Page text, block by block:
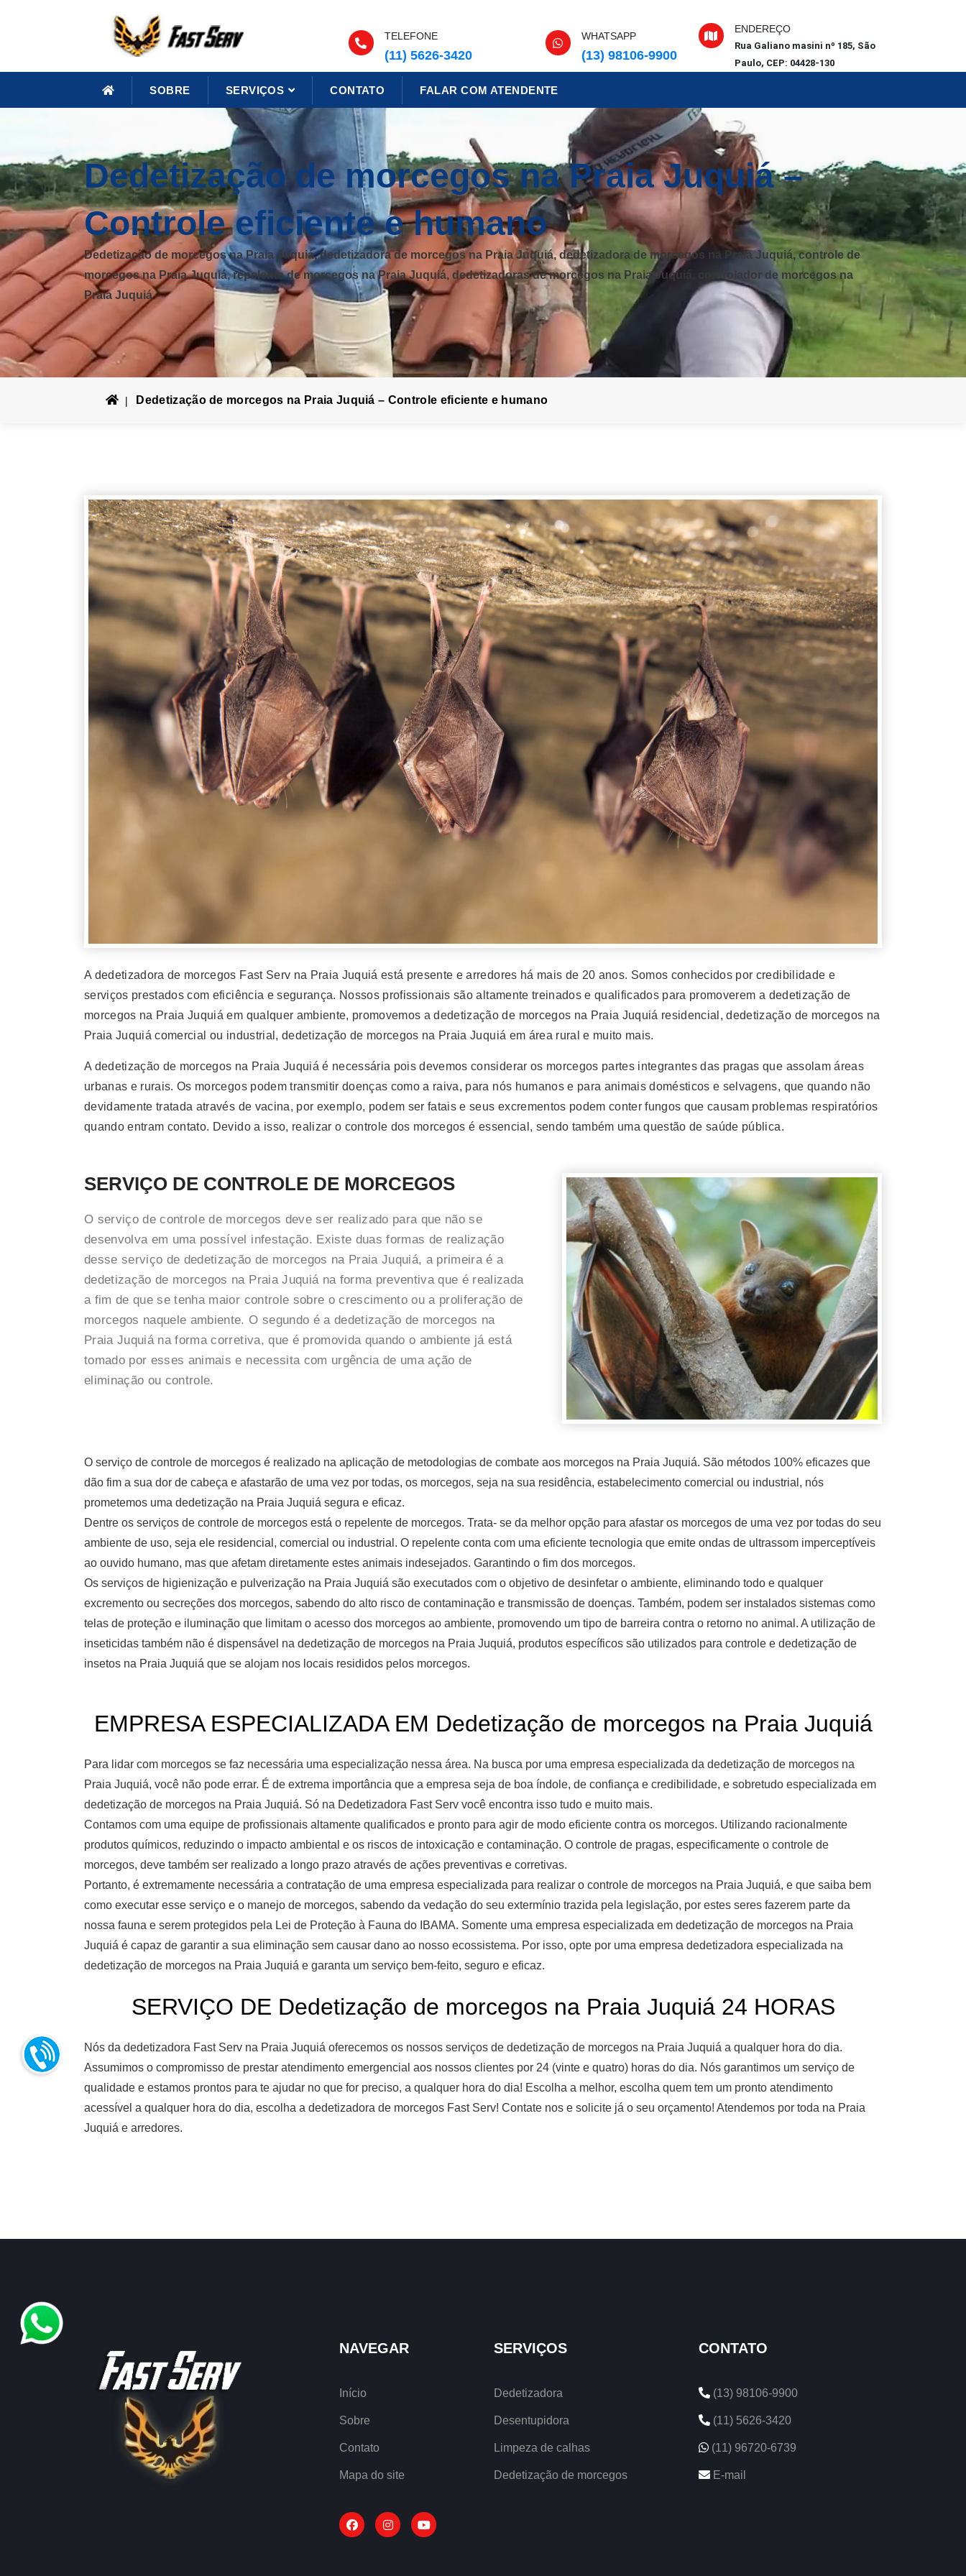
TELEFONE
(11) 5626-3420
WHATSAPP
(13) 98106-9900
ENDEREÇO
Rua Galiano masini nº 185, São
Paulo, CEP: 04428-130
SOBRE SERVIÇOS CONTATO FALAR COM ATENDENTE
Dedetização de morcegos na Praia Juquiá –
Controle eficiente e humano
Dedetização de morcegos na Praia Juquiá, dedetizadora de morcegos na Praia Juquiá, dedetizadora de morcegos na Praia Juquiá, controle de
morcegos na Praia Juquiá, repelente de morcegos na Praia Juquiá, dedetizadoras de morcegos na Praia Juquiá, controlador de morcegos na
Praia Juquiá
Dedetização de morcegos na Praia Juquiá – Controle eficiente e humano
A dedetizadora de morcegos Fast Serv na Praia Juquiá está presente e arredores há mais de 20 anos. Somos conhecidos por credibilidade e
serviços prestados com eficiência e segurança. Nossos profissionais são altamente treinados e qualificados para promoverem a dedetização de
morcegos na Praia Juquiá em qualquer ambiente, promovemos a dedetização de morcegos na Praia Juquiá residencial, dedetização de morcegos na
Praia Juquiá comercial ou industrial, dedetização de morcegos na Praia Juquiá em área rural e muito mais.
A dedetização de morcegos na Praia Juquiá é necessária pois devemos considerar os morcegos partes integrantes das pragas que assolam áreas
urbanas e rurais. Os morcegos podem transmitir doenças como a raiva, para nós humanos e para animais domésticos e selvagens, que quando não
devidamente tratada através de vacina, por exemplo, podem ser fatais e seus excrementos podem conter fungos que causam problemas respiratórios
quando entram contato. Devido a isso, realizar o controle dos morcegos é essencial, sendo também uma questão de saúde pública.
SERVIÇO DE CONTROLE DE MORCEGOS
O serviço de controle de morcegos deve ser realizado para que não se
desenvolva em uma possível infestação. Existe duas formas de realização
desse serviço de dedetização de morcegos na Praia Juquiá, a primeira é a
dedetização de morcegos na Praia Juquiá na forma preventiva que é realizada
a fim de que se tenha maior controle sobre o crescimento ou a proliferação de
morcegos naquele ambiente. O segundo é a dedetização de morcegos na
Praia Juquiá na forma corretiva, que é promovida quando o ambiente já está
tomado por esses animais e necessita com urgência de uma ação de
eliminação ou controle.
O serviço de controle de morcegos é realizado na aplicação de metodologias de combate aos morcegos na Praia Juquiá. São métodos 100% eficazes que
dão fim a sua dor de cabeça e afastarão de uma vez por todas, os morcegos, seja na sua residência, estabelecimento comercial ou industrial, nós
prometemos uma dedetização na Praia Juquiá segura e eficaz.
Dentre os serviços de controle de morcegos está o repelente de morcegos. Trata- se da melhor opção para afastar os morcegos de uma vez por todas do seu
ambiente de uso, seja ele residencial, comercial ou industrial. O repelente conta com uma eficiente tecnologia que emite ondas de ultrassom imperceptíveis
ao ouvido humano, mas que afetam diretamente estes animais indesejados. Garantindo o fim dos morcegos.
Os serviços de higienização e pulverização na Praia Juquiá são executados com o objetivo de desinfetar o ambiente, eliminando todo e qualquer
excremento ou secreções dos morcegos, sabendo do alto risco de contaminação e transmissão de doenças. Também, podem ser instalados sistemas como
telas de proteção e iluminação que limitam o acesso dos morcegos ao ambiente, promovendo um tipo de barreira contra o retorno no animal. A utilização de
inseticidas também não é dispensável na dedetização de morcegos na Praia Juquiá, produtos específicos são utilizados para controle e dedetização de
insetos na Praia Juquiá que se alojam nos locais resididos pelos morcegos.
EMPRESA ESPECIALIZADA EM Dedetização de morcegos na Praia Juquiá
Para lidar com morcegos se faz necessária uma especialização nessa área. Na busca por uma empresa especializada da dedetização de morcegos na
Praia Juquiá, você não pode errar. É de extrema importância que a empresa seja de boa índole, de confiança e credibilidade, e sobretudo especializada em
dedetização de morcegos na Praia Juquiá. Só na Dedetizadora Fast Serv você encontra isso tudo e muito mais.
Contamos com uma equipe de profissionais altamente qualificados e pronto para agir de modo eficiente contra os morcegos. Utilizando racionalmente
produtos químicos, reduzindo o impacto ambiental e os riscos de intoxicação e contaminação. O controle de pragas, especificamente o controle de
morcegos, deve também ser realizado a longo prazo através de ações preventivas e corretivas.
Portanto, é extremamente necessária a contratação de uma empresa especializada para realizar o controle de morcegos na Praia Juquiá, e que saiba bem
como executar esse serviço e o manejo de morcegos, sabendo da vedação do seu extermínio trazida pela legislação, por estes seres fazerem parte da
nossa fauna e serem protegidos pela Lei de Proteção à Fauna do IBAMA. Somente uma empresa especializada em dedetização de morcegos na Praia
Juquiá é capaz de garantir a sua eliminação sem causar dano ao nosso ecossistema. Por isso, opte por uma empresa dedetizadora especializada na
dedetização de morcegos na Praia Juquiá e garanta um serviço bem-feito, seguro e eficaz.
SERVIÇO DE Dedetização de morcegos na Praia Juquiá 24 HORAS
Nós da dedetizadora Fast Serv na Praia Juquiá oferecemos os nossos serviços de dedetização de morcegos na Praia Juquiá a qualquer hora do dia.
Assumimos o compromisso de prestar atendimento emergencial aos nossos clientes por 24 (vinte e quatro) horas do dia. Nós garantimos um serviço de
qualidade e estamos prontos para te ajudar no que for preciso, a qualquer hora do dia! Escolha a melhor, escolha quem tem um pronto atendimento
acessível a qualquer hora do dia, escolha a dedetizadora de morcegos Fast Serv! Contate nos e solicite já o seu orçamento! Atendemos por toda na Praia
Juquiá e arredores.
NAVEGAR
Início
Sobre
Contato
Mapa do site
SERVIÇOS
Dedetizadora
Desentupidora
Limpeza de calhas
Dedetização de morcegos
CONTATO
(13) 98106-9900
(11) 5626-3420
(11) 96720-6739
E-mail